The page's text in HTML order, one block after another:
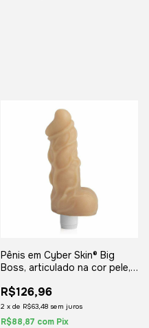
Pênis em Cyber Skin® Big
Boss, articulado na cor pele,
R$126,96
2 x de R$63,48 sem juros
R$88,87 com Pix